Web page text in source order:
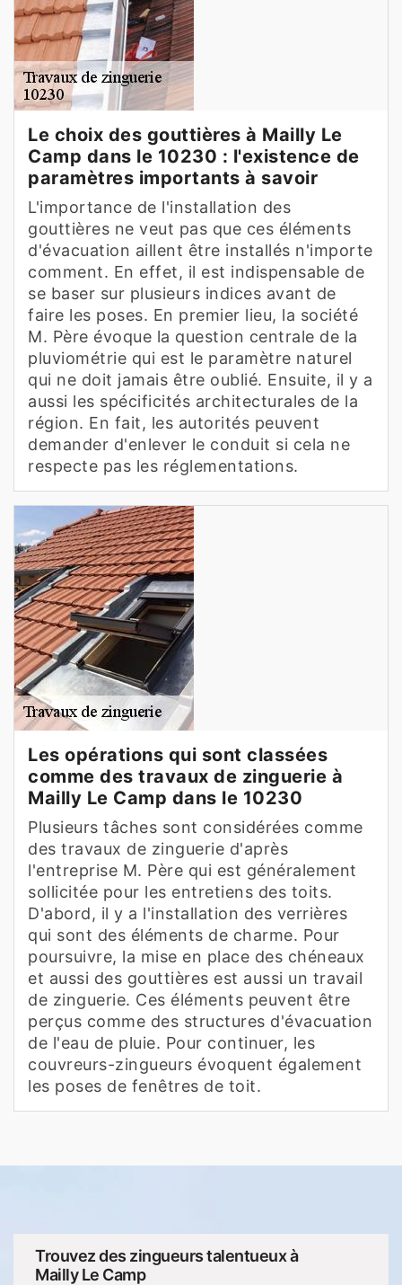
Le choix des gouttières à Mailly Le
Camp dans le 10230 : l'existence de
paramètres importants à savoir
L'importance de l'installation des
gouttières ne veut pas que ces éléments
d'évacuation aillent être installés n'importe
comment. En effet, il est indispensable de
se baser sur plusieurs indices avant de
faire les poses. En premier lieu, la société
M. Père évoque la question centrale de la
pluviométrie qui est le paramètre naturel
qui ne doit jamais être oublié. Ensuite, il y a
aussi les spécificités architecturales de la
région. En fait, les autorités peuvent
demander d'enlever le conduit si cela ne
respecte pas les réglementations.
Les opérations qui sont classées
comme des travaux de zinguerie à
Mailly Le Camp dans le 10230
Plusieurs tâches sont considérées comme
des travaux de zinguerie d'après
l'entreprise M. Père qui est généralement
sollicitée pour les entretiens des toits.
D'abord, il y a l'installation des verrières
qui sont des éléments de charme. Pour
poursuivre, la mise en place des chéneaux
et aussi des gouttières est aussi un travail
de zinguerie. Ces éléments peuvent être
perçus comme des structures d'évacuation
de l'eau de pluie. Pour continuer, les
couvreurs-zingueurs évoquent également
les poses de fenêtres de toit.
Trouvez des zingueurs talentueux à
Mailly Le Camp